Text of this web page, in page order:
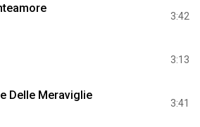
3:42
3:13
Delle Meraviglie
3:41